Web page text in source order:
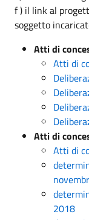
f ) il link al
soggetto
Atti di
Atti di
Atti di
Atti di
2018